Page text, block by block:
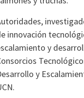
innovación
y
y